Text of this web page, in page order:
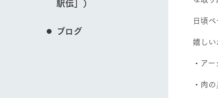
日頃
嬉し
・ア
・肉
駅伝］）
ブログ